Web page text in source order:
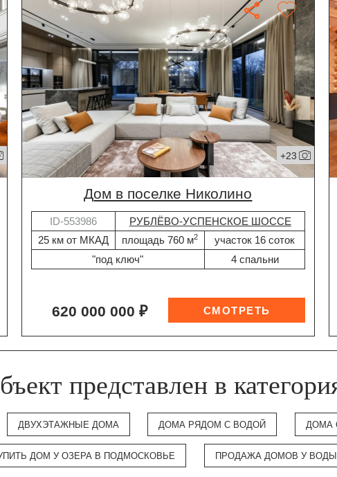
+23
дом в поселке Николино
ID-553986
РУБЛЁВО-УСПЕНСКОЕ ШОССЕ
25 км от МКАД
площадь 760 м2
участок 16 соток
"под ключ"
4 спальни
620 000 000 ₽
представлен в
ДВУХЭТАЖНЫЕ ДОМА ДОМА РЯДОМ С ВОДОЙ ДОМА
ДОМ У ОЗЕРА В ПОДМОСКОВЬЕ ПРОДАЖА ДОМОВ У ВОДЫ